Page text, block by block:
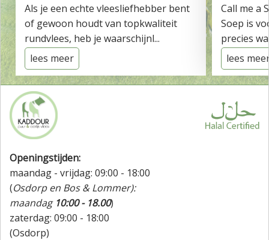
Als je een echte vleesliefhebber bent
of gewoon houdt van topkwaliteit
rundvlees, heb je waarschijnl...
lees meer
Call me a
Soep is
precies
lees
Openingstijden:
maandag - vrijdag: 09:00 - 18:00
(Osdorp en Bos & Lommer):
maandag 10:00 - 18.00)
zaterdag: 09:00 - 18:00
(Osdorp)